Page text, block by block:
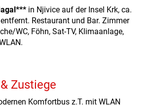
in Njivice auf der Insel Krk, ca.
Restaurant und Bar. Zimmer
WC, Föhn, Sat-TV, Klimaanlage,
Zustiege
Komfortbus z.T. mit WLAN